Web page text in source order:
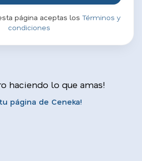
página aceptas los Términos y
condiciones
haciendo lo que amas!
página de Ceneka!